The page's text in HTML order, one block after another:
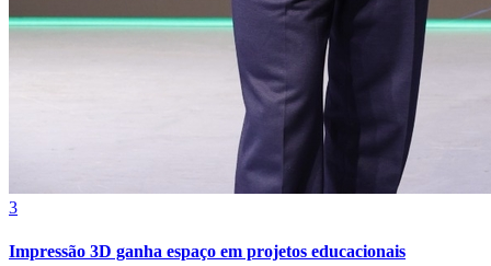
3
Impressão 3D ganha espaço em projetos educacionais